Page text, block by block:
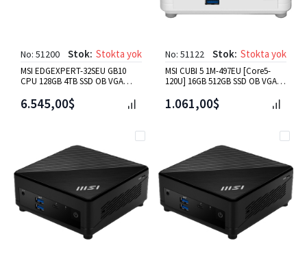
No: 51200 Stok: Stokta yok
MSI EDGEXPERT-32SEU GB10
CPU 128GB 4TB SSD OB VGA
6.545,00$
No: 51122 Stok: Stokta yok
MSI CUBI 5 1M-497EU [Core5-
120U] 16GB 512GB SSD OB VGA
1.061,00$